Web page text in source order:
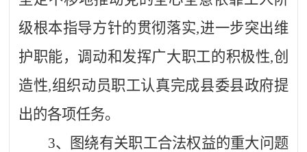
级根本指导方针的贯彻落实,进一步突出维
护职能，调动和发挥广大职工的积极性,创
造性,组织动员职工认真完成县委县政府提
出的各项任务。
3、图绕有关职工合法权益的重大问题